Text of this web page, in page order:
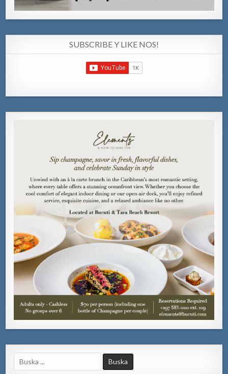
SUBSCRIBE Y LIKE NOS!
Search
for: